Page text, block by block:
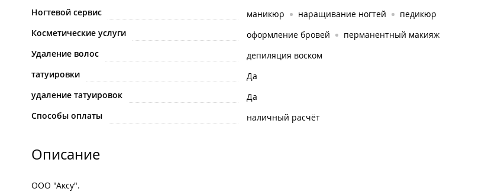
Ногтевой сервис
маникюр наращивание ногтей
педикюр
Косметические услуги
оформление бровей
перманентный макияж
Удаление волос
депиляция воском
татуировки
Да
удаление татуировок
Да
Способы оплаты
наличный расчёт
Описание
ООО "Аксу".